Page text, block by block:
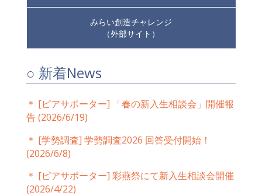
みらい創造チャレンジ
（外部サイト）
○ 新着News
＊ [ピアサポーター]
「春の新入生相談会」開催報
告(2026/6/19)
＊ [学勢調査] 学勢調査2026 回答受付開始！
(2026/6/8)
＊ [ピアサポーター] 彩燕祭にて新入生相談会開催
(2026/4/22)